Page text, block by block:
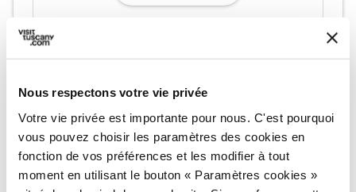
Nous respectons votre vie privée
Votre vie privée est importante pour nous. C'est pourquoi
vous pouvez choisir les paramètres des cookies en
fonction de vos préférences et les modifier à tout
moment en utilisant le bouton « Paramètres cookies »
Museo di Palazzo Pretorio a Peccioli
Via Carraia, 2, 56037 Peccioli PI, Italia
language Site web
http://www.fondarte.peccioli.net open_in_new